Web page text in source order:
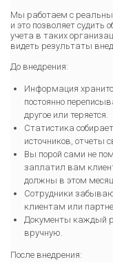
Мы работаем с
и это позволяет судить
учета в таких
видеть результаты
До внедрения:
Информация
постоянно
другое или теряется.
Статистика
источников, отчеты
Вы порой сами не
заплатил вам
должны в этом
Сотрудники
клиентам или
Документы каждый
вручную.
После внедрения: